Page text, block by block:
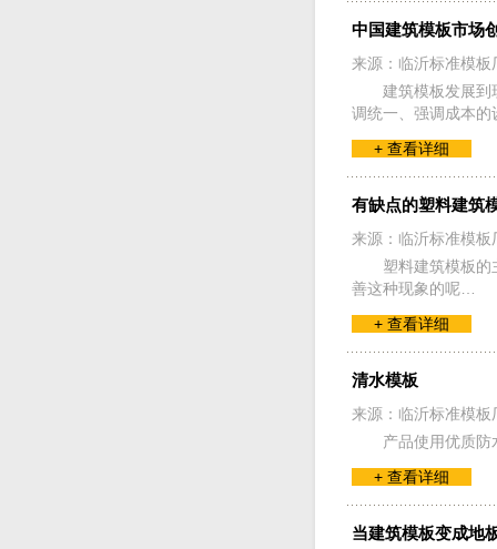
中国建筑模板市场
来源：临沂标准模
建筑模板发展到
调统一、强调成本
+ 查看详细
有缺点的塑料建筑
来源：临沂标准模
塑料建筑模板
善这种现象的呢…
+ 查看详细
清水模板
来源：临沂标准模
产品使用优质
+ 查看详细
当建筑模板变成地